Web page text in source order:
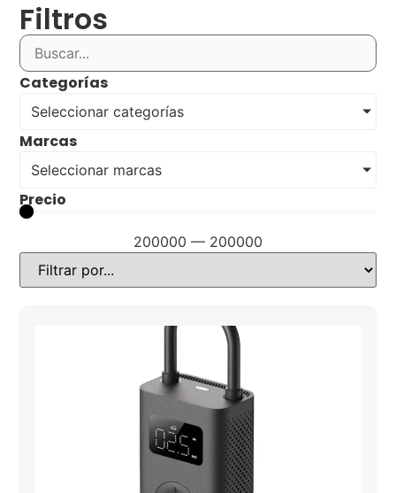
Filtros
Categorías
Seleccionar categorías
Marcas
Seleccionar marcas
Precio
200000 — 200000